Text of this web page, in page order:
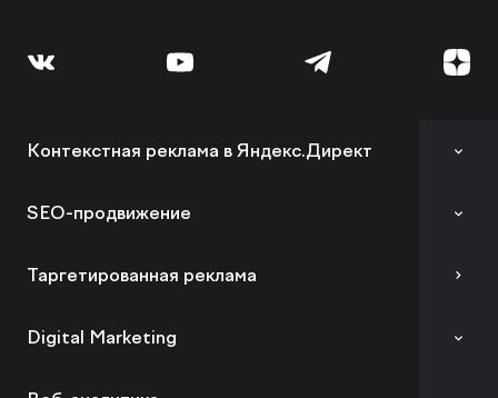
Контекстная реклама в Яндекс.Директ
Аудит контекстной рекламы
SEO-продвижение
SEO-аудит сайта
Таргетированная реклама
Digital Marketing
Комплексный digital-маркетинг